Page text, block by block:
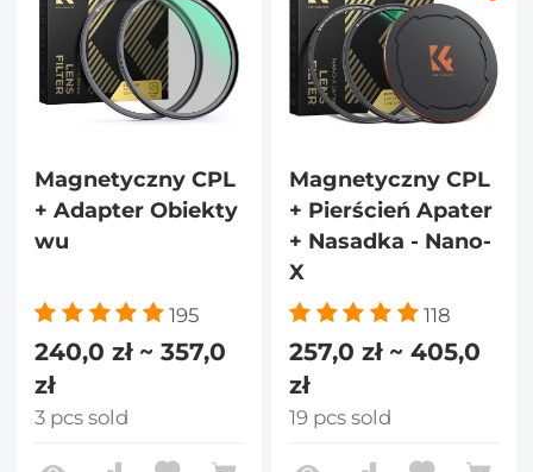
Magnetyczny CPL
+ Adapter Obiekty
wu
195
240,0 zł ~ 357,0
zł
3 pcs sold
Magnetyczny CPL
+ Pierścień Apater
+ Nasadka - Nano-
X
118
257,0 zł ~ 405,0
zł
19 pcs sold